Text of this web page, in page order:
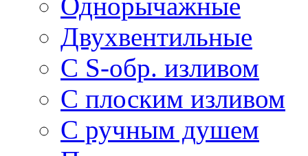
Однорычажные
Двухвентильные
С S-обр. изливом
С плоским изливом
С ручным душем